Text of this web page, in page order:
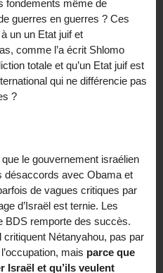
fondements même de
guerres en guerres ? Ces
un un Etat juif et
comme l’a écrit Shlomo
totale et qu’un Etat juif est
qui ne différencie pas
?
le gouvernement israélien
désaccords avec Obama et
de vagues critiques par
d’Israël est ternie. Les
BDS remporte des succès.
critiquent Nétanyahou, pas par
mais parce que
Israël et qu’ils veulent